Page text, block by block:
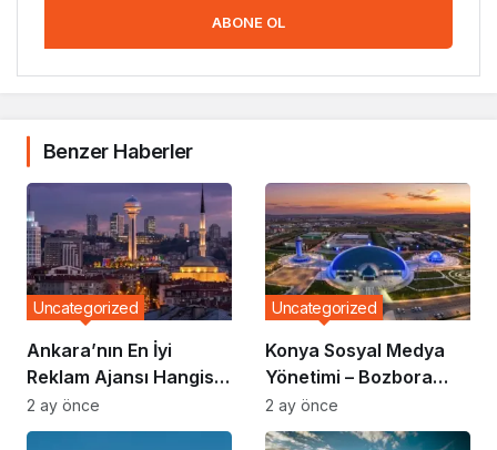
ABONE OL
Benzer Haberler
Ankara’nın En İyi
Reklam Ajansı Hangisi?
Markalar Neden
Bozbora Medya’yı
Uncategorized
2 ay önce
Konya Sosyal Medya
Yönetimi – Bozbora
Medya
Uncategorized
2 ay önce